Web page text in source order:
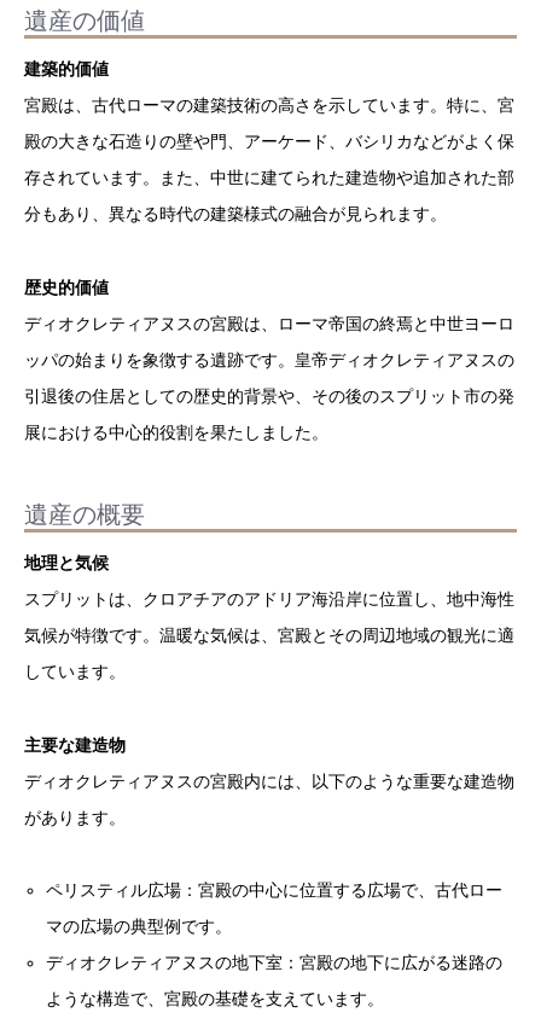
遺産の価値
建築的価値
宮殿は、古代ローマの建築技術の高さを示しています。特に、宮
殿の大きな石造りの壁や門、アーケード、バシリカなどがよく保
存されています。また、中世に建てられた建造物や追加された部
分もあり、異なる時代の建築様式の融合が見られます。
歴史的価値
ディオクレティアヌスの宮殿は、ローマ帝国の終焉と中世ヨーロ
ッパの始まりを象徴する遺跡です。皇帝ディオクレティアヌスの
引退後の住居としての歴史的背景や、その後のスプリット市の発
展における中心的役割を果たしました。
遺産の概要
地理と気候
スプリットは、クロアチアのアドリア海沿岸に位置し、地中海性
気候が特徴です。温暖な気候は、宮殿とその周辺地域の観光に適
しています。
主要な建造物
ディオクレティアヌスの宮殿内には、以下のような重要な建造物
があります。
ペリスティル広場：宮殿の中心に位置する広場で、古代ロー
マの広場の典型例です。
ディオクレティアヌスの地下室：宮殿の地下に広がる迷路の
ような構造で、宮殿の基礎を支えています。